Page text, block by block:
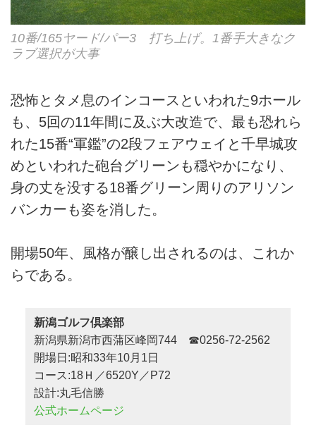
10番/165ヤード/パー3 打ち上げ。1番手大きなク
ラブ選択が大事
恐怖とタメ息のインコースといわれた9ホール
も、5回の11年間に及ぶ大改造で、最も恐れら
れた15番“軍鑑”の2段フェアウェイと千早城攻
めといわれた砲台グリーンも穏やかになり、
身の丈を没する18番グリーン周りのアリソン
バンカーも姿を消した。
開場50年、風格が醸し出されるのは、これか
らである。
新潟ゴルフ倶楽部
新潟県新潟市西蒲区峰岡744 ☎0256-72-2562
開場日:昭和33年10月1日
コース:18Ｈ／6520Y／P72
設計:丸毛信勝
公式ホームページ